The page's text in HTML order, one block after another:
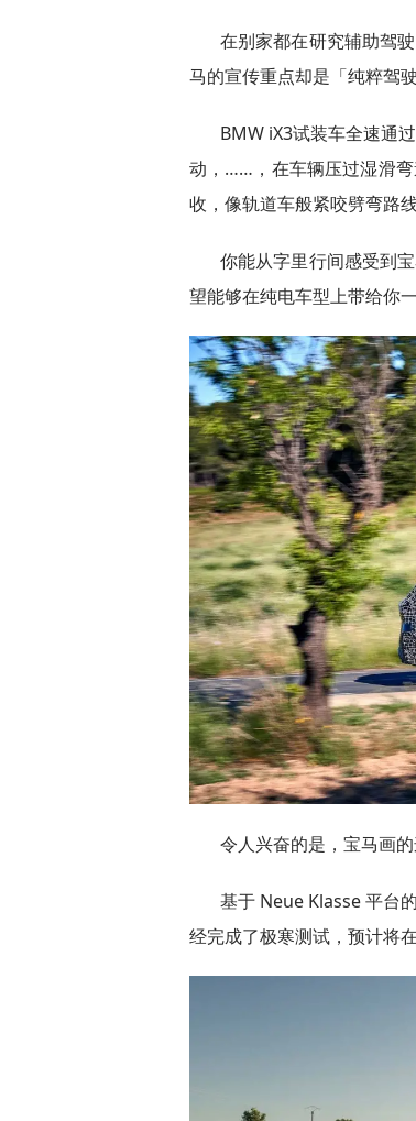
在别家都在研究辅助驾
马的宣传重点却是「纯粹驾驶
BMW iX3试装车全速通
动，……，在车辆压过湿滑
收，像轨道车般紧咬劈弯路线
你能从字里行间感受到
望能够在纯电车型上带给你
令人兴奋的是，宝马画
基于 Neue Klasse 平台
经完成了极寒测试，预计将